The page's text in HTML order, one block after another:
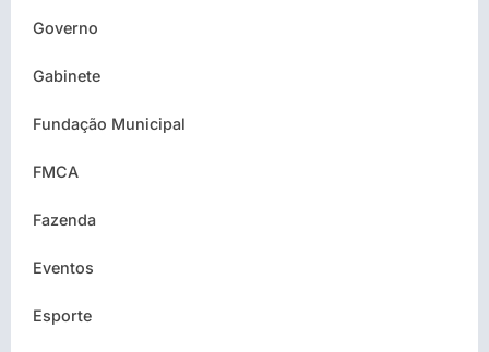
Governo
Gabinete
Fundação Municipal
FMCA
Fazenda
Eventos
Esporte